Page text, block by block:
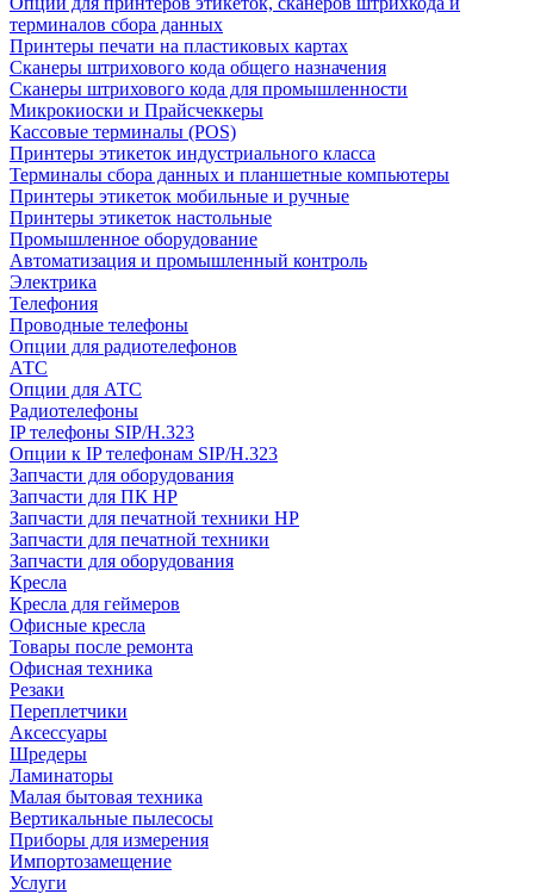
терминалов сбора данных
Принтеры печати на пластиковых картах
Сканеры штрихового кода общего назначения
Сканеры штрихового кода для промышленности
Микрокиоски и Прайсчеккеры
Кассовые терминалы (POS)
Принтеры этикеток индустриального класса
Терминалы сбора данных и планшетные компьютеры
Принтеры этикеток мобильные и ручные
Принтеры этикеток настольные
Промышленное оборудование
Автоматизация и промышленный контроль
Электрика
Телефония
Проводные телефоны
Опции для радиотелефонов
АТС
Опции для АТС
Радиотелефоны
IP телефоны SIP/H.323
Опции к IP телефонам SIP/H.323
Запчасти для оборудования
Запчасти для ПК HP
Запчасти для печатной техники HP
Запчасти для печатной техники
Запчасти для оборудования
Кресла
Кресла для геймеров
Офисные кресла
Товары после ремонта
Офисная техника
Резаки
Переплетчики
Аксессуары
Шредеры
Ламинаторы
Малая бытовая техника
Вертикальные пылесосы
Приборы для измерения
Импортозамещение
Услуги